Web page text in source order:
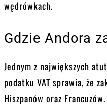
wędrówkach.
Gdzie Andora
Jednym z największych
podatku VAT sprawia, że
Hiszpanów oraz